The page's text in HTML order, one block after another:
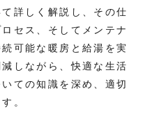
詳しく解説し、その仕
セス、そしてメンテナ
可能な暖房と給湯を実
しながら、快適な生活
ての知識を深め、適切
。